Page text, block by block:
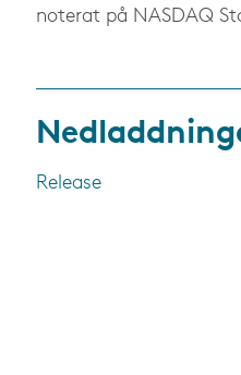
noterat på NASDAQ
Release